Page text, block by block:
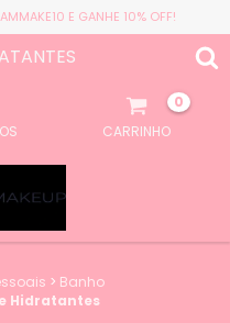
E GANHE 10% OFF!
CARRINHO
0
> Banho
Hidratantes